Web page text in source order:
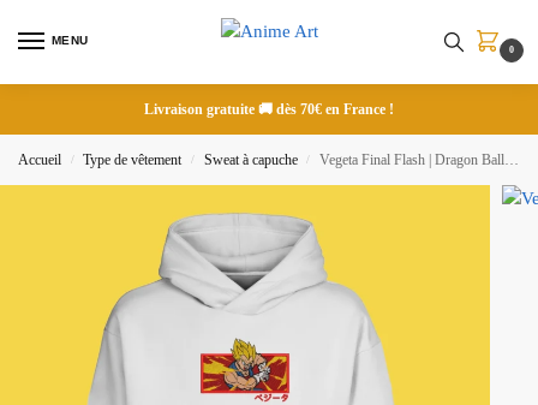
MENU
0
Livraison gratuite 🚚 dès 70€ en France !
Accueil / Type de vêtement / Sweat à capuche / Vegeta Final Flash | Dragon Ball | Sweat à capuche brodé